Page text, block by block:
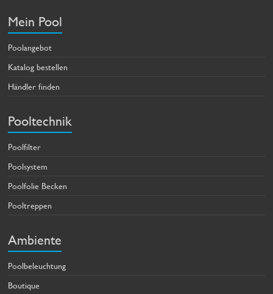
Mein Pool
Poolangebot
Katalog bestellen
Händler finden
Pooltechnik
Poolfilter
Poolsystem
Poolfolie Becken
Pooltreppen
Ambiente
Poolbeleuchtung
Boutique